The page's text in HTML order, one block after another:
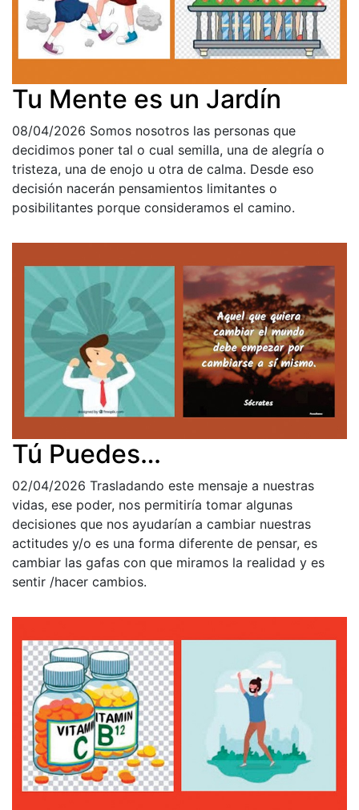
Tu Mente es un Jardín
08/04/2026 Somos nosotros las personas que
decidimos poner tal o cual semilla, una de alegría o
tristeza, una de enojo u otra de calma. Desde eso
decisión nacerán pensamientos limitantes o
posibilitantes porque consideramos el camino.
Tú Puedes…
02/04/2026 Trasladando este mensaje a nuestras
vidas, ese poder, nos permitiría tomar algunas
decisiones que nos ayudarían a cambiar nuestras
actitudes y/o es una forma diferente de pensar, es
cambiar las gafas con que miramos la realidad y es
sentir /hacer cambios.